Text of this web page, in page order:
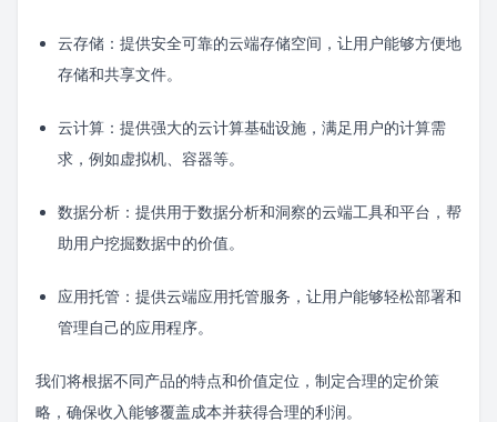
云存储：提供安全可靠的云端存储空间，让用户能够方便地
存储和共享文件。
云计算：提供强大的云计算基础设施，满足用户的计算需
求，例如虚拟机、容器等。
数据分析：提供用于数据分析和洞察的云端工具和平台，帮
助用户挖掘数据中的价值。
应用托管：提供云端应用托管服务，让用户能够轻松部署和
管理自己的应用程序。
我们将根据不同产品的特点和价值定位，制定合理的定价策
略，确保收入能够覆盖成本并获得合理的利润。